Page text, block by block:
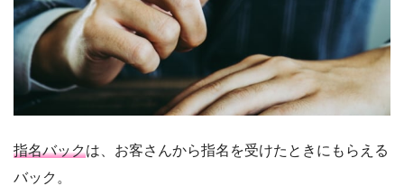
指名バックは、お客さんから指名を受けたときにもらえる
バック。